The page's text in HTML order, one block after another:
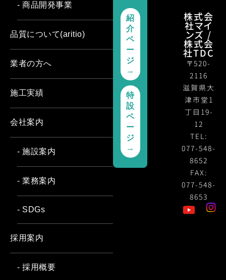
株式会
社マイ
ンズ /
株式会
社TDC
〒520-
2116
滋賀県大
津市堂1
丁目19-
12
TEL:
077-548-
8652
FAX:
077-548-
8653
紹
介
ペ
ー
ジ
→
特
設
ペ
ー
ジ
→
- 商品開発事業
品質について(aritio)
業者の方へ
施工実績
会社案内
- 施設案内
- 業務案内
- SDGs
採用案内
- 採用概要